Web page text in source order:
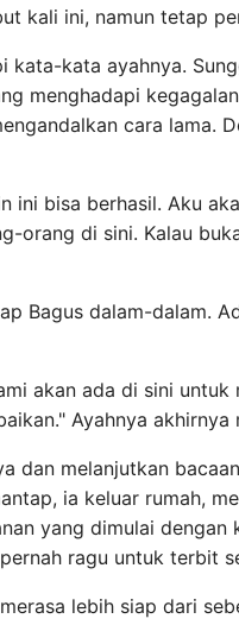
kali ini, namun tetap
kata-kata ayahnya.
menghadapi
cara lama.
ini bisa berhasil. Aku
orang di sini. Kalau
Bagus dalam-dalam.
akan ada di sini
Ayahnya
dan melanjutkan
ia keluar rumah,
yang dimulai dengan
ragu untuk terbit
lebih siap dari